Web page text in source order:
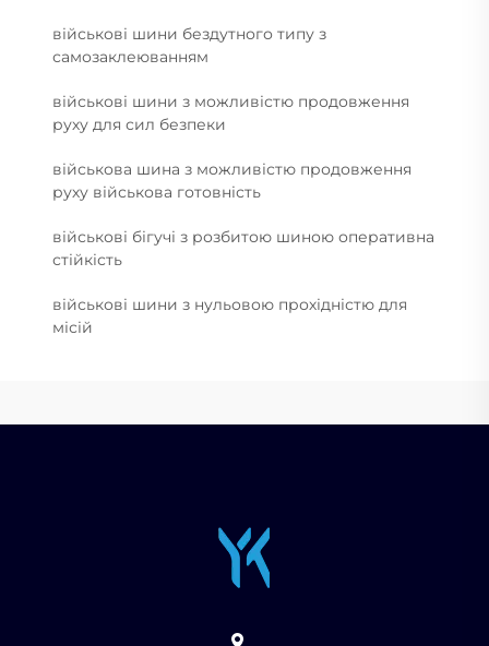
військові шини бездутного типу з
самозаклеюванням
військові шини з можливістю продовження
руху для сил безпеки
військова шина з можливістю продовження
руху військова готовність
військові бігучі з розбитою шиною оперативна
стійкість
військові шини з нульовою прохідністю для
місій